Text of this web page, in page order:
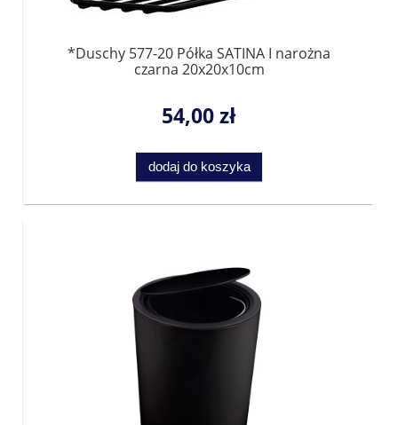
*Duschy 577-20 Półka SATINA I narożna
czarna 20x20x10cm
54,00 zł
dodaj do koszyka